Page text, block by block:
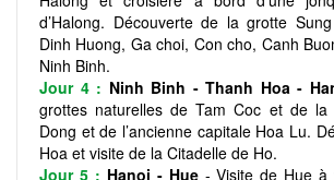
d’Halong. Découverte de la grotte
Dinh Huong, Ga choi, Con cho, Canh
Ninh Binh.
Jour 4 : Ninh Binh - Thanh Hoa -
grottes naturelles de Tam Coc et de la
Dong et de l’ancienne capitale Hoa Lu.
Hoa et visite de la Citadelle de Ho.
Jour 5 : Hanoi - Hue - Visite de Hue à